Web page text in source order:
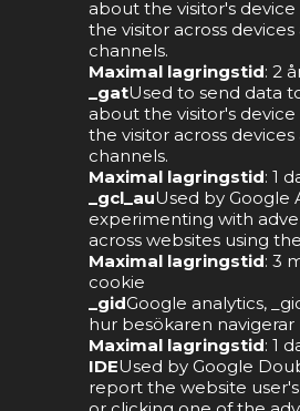
about the visitor's
the visitor across
channels.
Maximal lagringstid: 2
_gatUsed to send data
about the visitor's
the visitor across
channels.
Maximal lagringstid: 1
_gcl_auUsed by Google
experimenting with
across websites using
Maximal lagringstid: 3
cookie
_gidGoogle analytics,
hur besökaren
Maximal lagringstid: 1
IDEUsed by Google
report the website